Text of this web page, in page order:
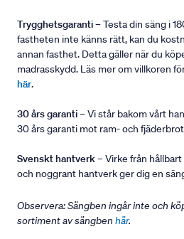
Trygghetsgaranti– Testa din säng i
fastheten inte känns rätt, kan du
annan fasthet. Detta gäller när du
madrasskydd. Läs mer om villkoren
här.
30 års garanti– Vi står bakom vårt
30 års garanti mot ram- och
Svenskt hantverk– Virke från
och noggrant hantverk ger dig en
Observera: Sängben ingår inte och
sortiment av sängben här.